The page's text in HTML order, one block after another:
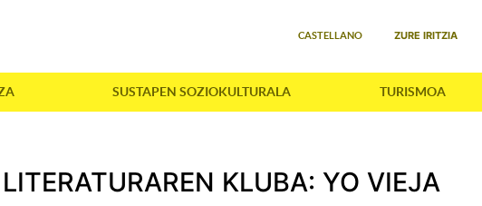
CASTELLANO ZURE IRITZIA
SUSTAPEN SOZIOKULTURALA TURISMOA
KLUBA: YO VIEJA